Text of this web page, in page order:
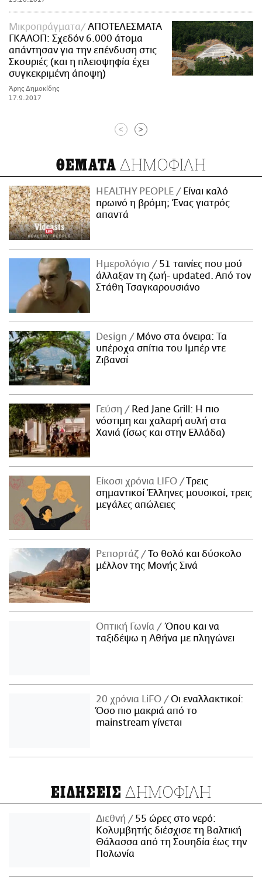
Mικροπράγματα
ΑΠΟΤΕΛΕΣΜΑΤΑ
ΓΚΑΛΟΠ: Σχεδόν 6.000 άτομα
απάντησαν για την επένδυση στις
Σκουριές (και η πλειοψηφία έχει
συγκεκριμένη άποψη)
Άρης Δημοκίδης
17.9.2017
< >
ΘΕΜΑΤΑ ΔΗΜΟΦΙΛΗ
HEALTHY PEOPLE
Είναι καλό
πρωινό η βρόμη; Ένας γιατρός
απαντά
Ημερολόγιο
51 ταινίες που μού
άλλαξαν τη ζωή- updated. Aπό τον
Στάθη Τσαγκαρουσιάνο
Design
Μόνο στα όνειρα: Τα
υπέροχα σπίτια του Ιμπέρ ντε
Ζιβανσί
Γεύση
Red Jane Grill: Η πιο
νόστιμη και χαλαρή αυλή στα
Χανιά (ίσως και στην Ελλάδα)
Είκοσι χρόνια LIFO
Tρεις
σημαντικοί Έλληνες μουσικοί, τρεις
μεγάλες απώλειες
Ρεπορτάζ
Το θολό και δύσκολο
μέλλον της Μονής Σινά
Οπτική Γωνία
Όπου και να
ταξιδέψω η Αθήνα με πληγώνει
20 χρόνια LiFO
Οι εναλλακτικοί:
Όσο πιο μακριά από το
mainstream γίνεται
ΕΙΔΗΣΕΙΣ ΔΗΜΟΦΙΛΗ
Διεθνή
55 ώρες στο νερό:
Κολυμβητής διέσχισε τη Βαλτική
Θάλασσα από τη Σουηδία έως την
Πολωνία